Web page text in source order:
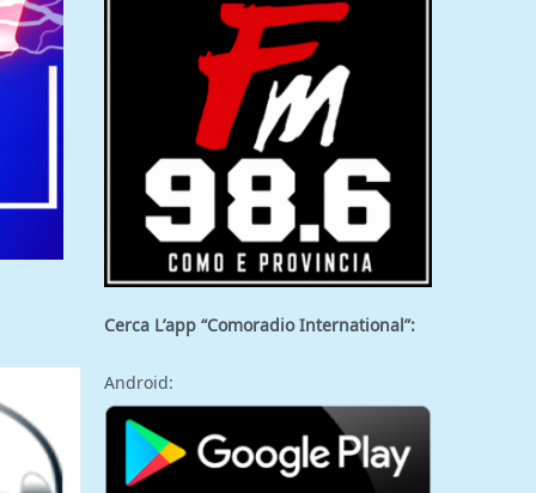
Cerca L’app “Comoradio International”:
Android: